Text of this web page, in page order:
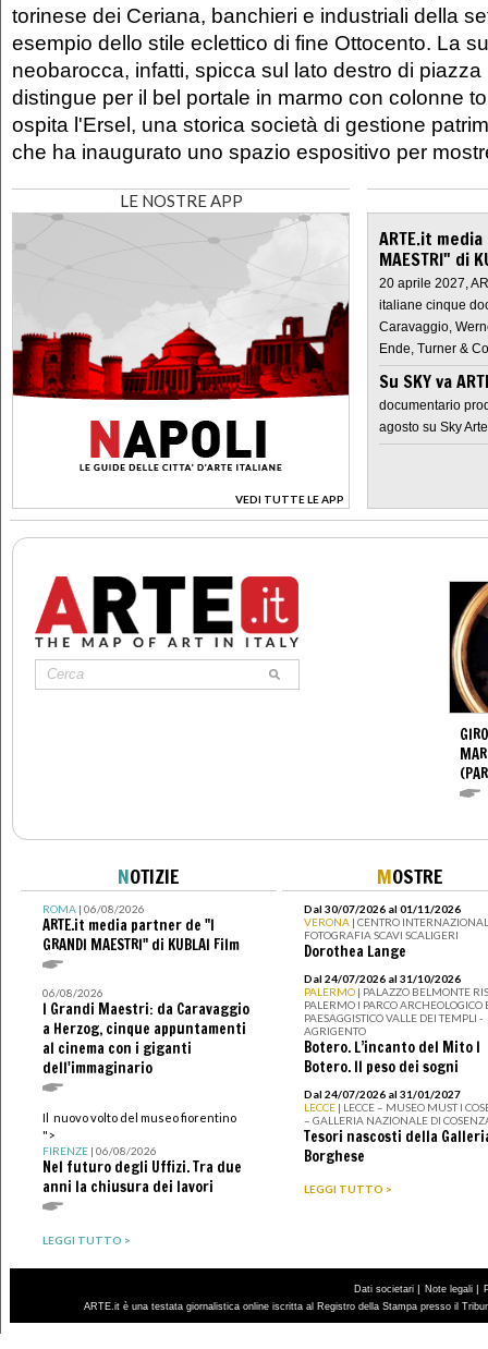
torinese dei Ceriana, banchieri e industriali della
esempio dello stile eclettico di fine Ottocento. La
neobarocca, infatti, spicca sul lato destro di piazza
distingue per il bel portale in marmo con colonne
ospita l'Ersel, una storica società di gestione
che ha inaugurato uno spazio espositivo per
LE NOSTRE APP
VEDI TUTTE LE APP
>
ARTE.it
MAESTRI" di
20 aprile 2027,
italiane cinque
Caravaggio,
Ende, Turner &
Su SKY va
documentario
agosto su Sky Arte
NOTIZIE
ROMA| 06/08/2026
ARTE.it media partner de "I
GRANDI MAESTRI" di KUBLAI Film
06/08/2026
I Grandi Maestri: da Caravaggio
a Herzog, cinque appuntamenti
al cinema con i giganti
dell'immaginario
Il nuovo volto del museo fiorentino
">
FIRENZE| 06/08/2026
Nel futuro degli Uffizi. Tra due
anni la chiusura dei lavori
LEGGI TUTTO >
MOSTRE
Dal 30/07/2026 al 01/11/2026
VERONA | CENTRO
FOTOGRAFIA SCAVI SCALIGERI
Dorothea Lange
Dal 24/07/2026 al 31/10/2026
PALERMO | PALAZZO BELMONTE
PALERMO I PARCO ARCHEOLOGICO
PAESAGGISTICO VALLE DEI TEMPLI -
AGRIGENTO
Botero. L’incanto del Mito I
Botero. Il peso dei sogni
Dal 24/07/2026 al 31/01/2027
LECCE | LECCE – MUSEO MUST I
– GALLERIA NAZIONALE DI
Tesori nascosti della
Borghese
LEGGI TUTTO >
Dati societari | Note legali |
ARTE.it è una testata giornalistica online iscritta al Registro della Stampa presso il